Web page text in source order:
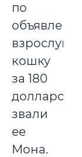
по
объявлению
взрослую
кошку
за 180
долларов,
звали
ее
Мона.